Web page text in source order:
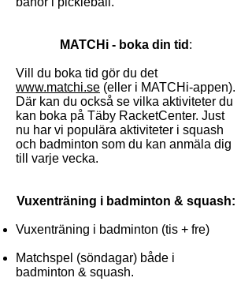
MATCHi - boka din tid :
Vill du boka tid gör du det
www.matchi.se (eller i MATCHi-appen).
Där kan du också se vilka aktiviteter du
kan boka på Täby RacketCenter. Just
nu har vi populära aktiviteter i squash
och badminton som du kan anmäla dig
till varje vecka.
Vuxenträning i badminton & squash:
Vuxenträning i badminton (tis + fre)
Matchspel (söndagar) både i
badminton & squash.